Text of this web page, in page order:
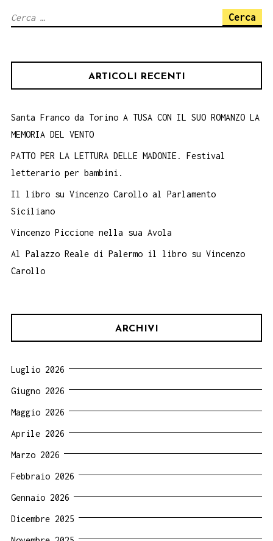
Stenio.
ottobre
Ricerca
ARTICOLI RECENTI
Santa Franco da Torino A TUSA CON IL SUO ROMANZO LA
MEMORIA DEL VENTO
PATTO PER LA LETTURA DELLE MADONIE. Festival
letterario per bambini.
Il libro su Vincenzo Carollo al Parlamento
Siciliano
Vincenzo Piccione nella sua Avola
Al Palazzo Reale di Palermo il libro su Vincenzo
Carollo
ARCHIVI
Luglio 2026
Giugno 2026
Maggio 2026
Aprile 2026
Marzo 2026
Febbraio 2026
Gennaio 2026
Dicembre 2025